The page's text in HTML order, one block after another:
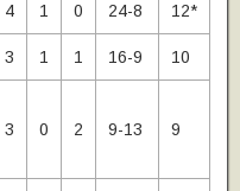
4 1 0 24-8 12*
3 1 1 16-9 10
3 0 2 9-13 9